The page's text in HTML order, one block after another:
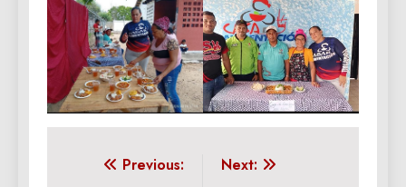
Navegación
Previous:
Next: